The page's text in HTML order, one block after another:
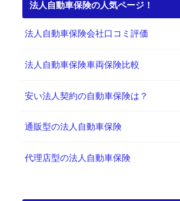
法人自動車保険の人気ページ！
法人自動車保険会社口コミ評価
法人自動車保険車両保険比較
安い法人契約の自動車保険は？
通販型の法人自動車保険
代理店型の法人自動車保険